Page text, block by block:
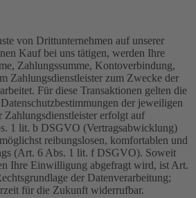
von Drittunternehmen auf unserer
Kauf bei uns tätigen, werden Ihre
Zahlungssumme, Kontoverbindung,
Zahlungsdienstleister zum Zwecke der
Für diese Transaktionen gelten die
der jeweiligen
Zahlungsdienstleister erfolgt auf
1 lit. b DSGVO (Vertragsabwicklung)
reibungslosen, komfortablen und
(Art. 6 Abs. 1 lit. f DSGVO). Soweit
Ihre Einwilligung abgefragt wird, ist Art.
der Datenverarbeitung;
für die Zukunft widerrufbar.